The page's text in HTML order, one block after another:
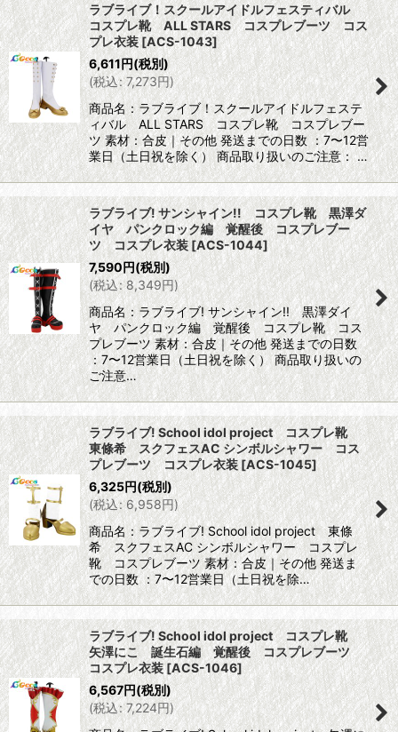
ラブライブ！スクールアイドルフェスティバル
コスプレ靴 ALL STARS コスプレブーツ コス
プレ衣装[ACS-1043]
6,611円(税別)
(税込: 7,273円)
商品名：ラブライブ！スクールアイドルフェステ
ィバル ALL STARS コスプレ靴 コスプレブー
ツ 素材：合皮｜その他 発送までの日数 ：7〜12営
業日（土日祝を除く） 商品取り扱いのご注意： …
ラブライブ! サンシャイン!! コスプレ靴 黒澤ダ
イヤ パンクロック編 覚醒後 コスプレブー
ツ コスプレ衣装 [ACS-1044]
7,590円(税別)
(税込: 8,349円)
商品名：ラブライブ! サンシャイン!! 黒澤ダイ
ヤ パンクロック編 覚醒後 コスプレ靴 コス
プレブーツ 素材：合皮｜その他 発送までの日数
：7〜12営業日（土日祝を除く） 商品取り扱いの
ご注意…
ラブライブ! School idol project コスプレ靴
東條希 スクフェスAC シンボルシャワー コス
プレブーツ コスプレ衣装 [ACS-1045]
6,325円(税別)
(税込: 6,958円)
商品名：ラブライブ! School idol project 東條
希 スクフェスAC シンボルシャワー コスプレ
靴 コスプレブーツ 素材：合皮｜その他 発送ま
での日数 ：7〜12営業日（土日祝を除…
ラブライブ! School idol project コスプレ靴
矢澤にこ 誕生石編 覚醒後 コスプレブーツ
コスプレ衣装 [ACS-1046]
6,567円(税別)
(税込: 7,224円)